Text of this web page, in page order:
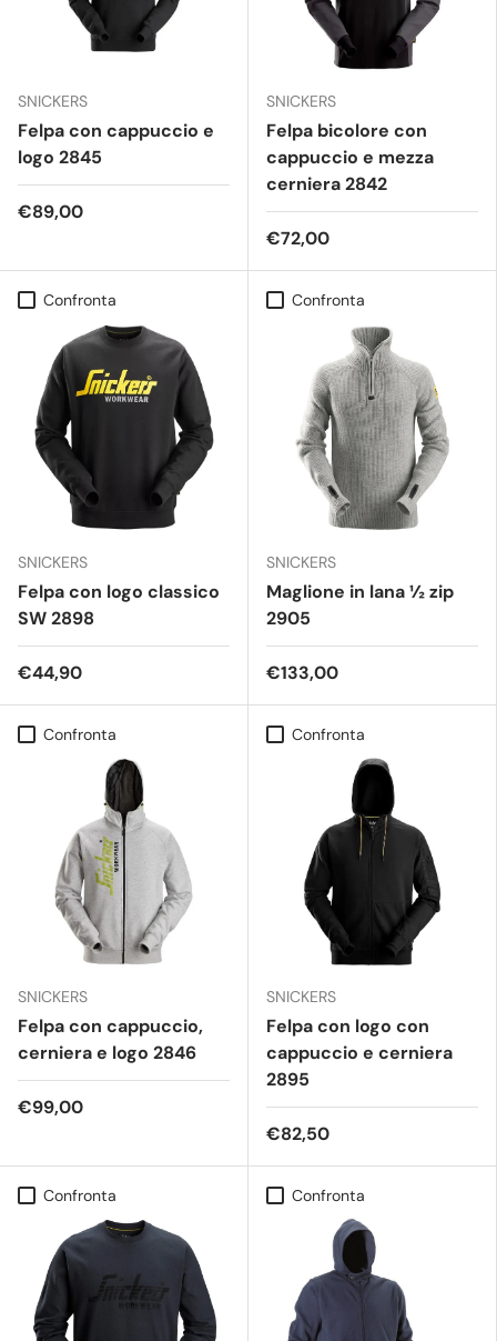
SNICKERS
Felpa con cappuccio e
logo 2845
€89,00
SNICKERS
Felpa bicolore con
cappuccio e mezza
cerniera 2842
€72,00
Confronta
SNICKERS
Felpa con logo classico
SW 2898
€44,90
Confronta
SNICKERS
Maglione in lana ½ zip
2905
€133,00
Confronta
SNICKERS
Felpa con cappuccio,
cerniera e logo 2846
€99,00
Confronta
SNICKERS
Felpa con logo con
cappuccio e cerniera
2895
€82,50
Confronta Confronta